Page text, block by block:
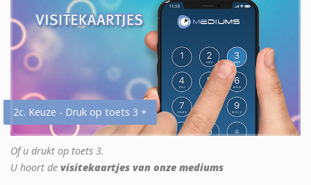
2c. Keuze - Druk op toets 3 +
Of u drukt op toets 3.
U hoort de visitekaartjes van onze mediums